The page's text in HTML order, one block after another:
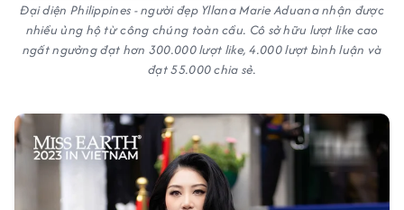
Đại diện Philippines - người đẹp Yllana Marie Aduana nhận được
nhiều ủng hộ từ công chúng toàn cầu. Cô sở hữu lượt like cao
ngất ngưởng đạt hơn 300.000 lượt like, 4.000 lượt bình luận và
đạt 55.000 chia sẻ.